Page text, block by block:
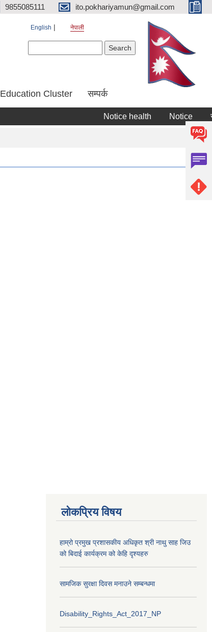
9855085111 ito.pokhariyamun@gmail.com
English नेपाली
Education Cluster सम्पर्क
Notice health Notice
लोकप्रिय विषय
हाम्रो प्रमुख प्रशासकीय अधिकृत श्री नाथु साह जिउ
को बिदाई कार्यक्रम को केहि दृश्यहरु
सामजिक सुरक्षा दिवस मनाउने सम्बन्धमा
Disability_Rights_Act_2017_NP